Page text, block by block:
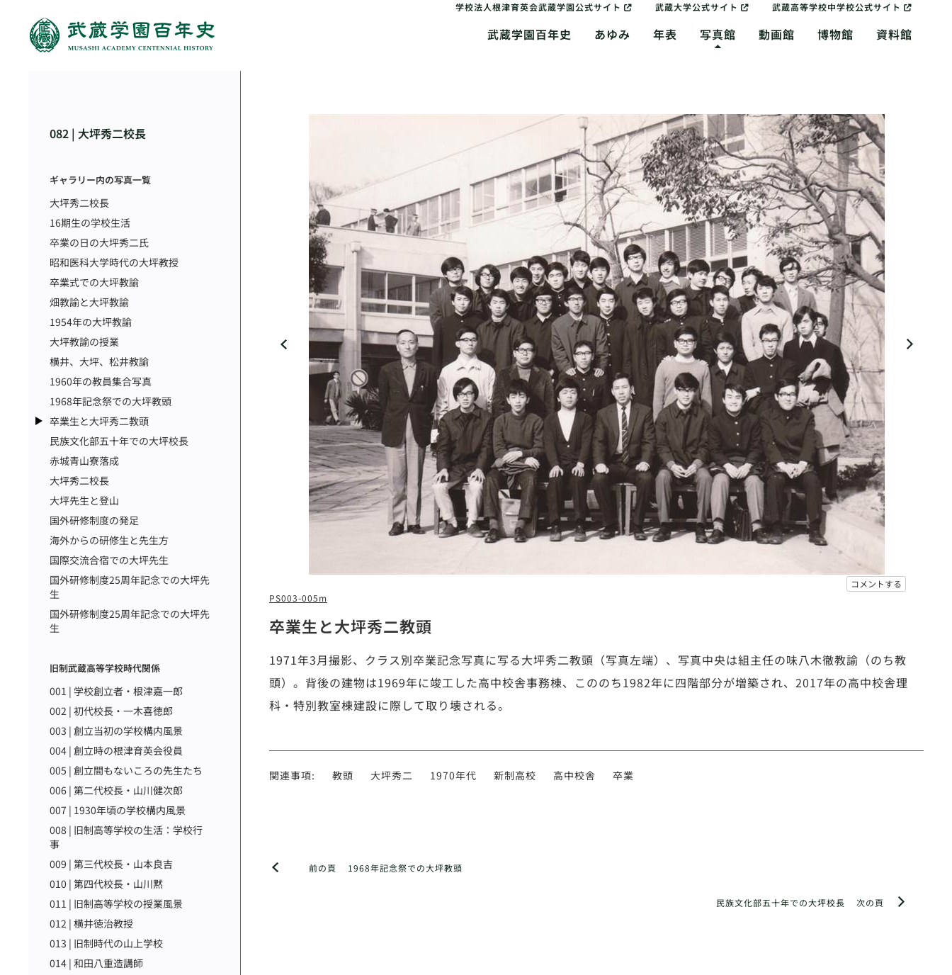
学校法人根津育英会武蔵学園公式サイト 武蔵大学公式サイト 武蔵高等学校中学校公式サイト
武蔵学園百年史 あゆみ 年表 写真館 動画館 博物館 資料館
082 | 大坪秀二校長
ギャラリー内の写真一覧
大坪秀二校長
16期生の学校生活
卒業の日の大坪秀二氏
昭和医科大学時代の大坪教授
卒業式での大坪教諭
畑教諭と大坪教諭
1954年の大坪教諭
大坪教諭の授業
横井、大坪、松井教諭
1960年の教員集合写真
1968年記念祭での大坪教頭
卒業生と大坪秀二教頭
民族文化部五十年での大坪校長
赤城青山寮落成
大坪秀二校長
大坪先生と登山
国外研修制度の発足
海外からの研修生と先生方
国際交流合宿での大坪先生
国外研修制度25周年記念での大坪先
生
国外研修制度25周年記念での大坪先
生
旧制武蔵高等学校時代関係
001 | 学校創立者・根津嘉一郎
002 | 初代校長・一木喜徳郎
003 | 創立当初の学校構内風景
004 | 創立時の根津育英会役員
005 | 創立間もないころの先生たち
006 | 第二代校長・山川健次郎
007 | 1930年頃の学校構内風景
008 | 旧制高等学校の生活：学校行
事
009 | 第三代校長・山本良吉
010 | 第四代校長・山川黙
011 | 旧制高等学校の授業風景
012 | 横井徳治教授
013 | 旧制時代の山上学校
014 | 和田八重造講師
コメントする
PS003-005m
卒業生と大坪秀二教頭
1971年3月撮影、クラス別卒業記念写真に写る大坪秀二教頭（写真左端）、写真中央は組主任の味八木徹教諭（のち教
頭）。背後の建物は1969年に竣工した高中校舎事務棟、こののち1982年に四階部分が増築され、2017年の高中校舎理
科・特別教室棟建設に際して取り壊される。
関連事項: 教頭 大坪秀二 1970年代 新制高校 高中校舎 卒業
前の頁 1968年記念祭での大坪教頭
次の頁
民族文化部五十年での大坪校長